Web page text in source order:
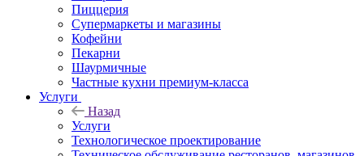
Пиццерия
Супермаркеты и магазины
Кофейни
Пекарни
Шаурмичные
Частные кухни премиум-класса
Услуги
Назад
Услуги
Технологическое проектирование